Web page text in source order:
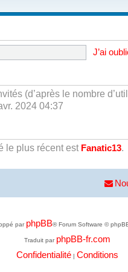
J’ai
(d’après le nombre
2024 04:37
le plus récent est Fanatic13
par phpBB® Forum Software ©
Traduit par phpBB-fr.com
Confidentialité| Conditions